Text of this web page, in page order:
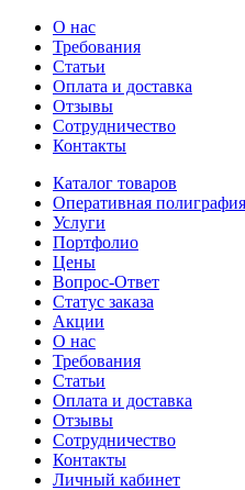
О нас
Требования
Статьи
Оплата и доставка
Отзывы
Сотрудничество
Контакты
Каталог товаров
Оперативная полиграфия
Услуги
Портфолио
Цены
Вопрос-Ответ
Статус заказа
Акции
О нас
Требования
Статьи
Оплата и доставка
Отзывы
Сотрудничество
Контакты
Личный кабинет